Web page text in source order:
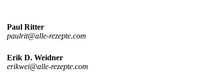
Paul Ritter
paulrit@alle-rezepte.com
Erik D. Weidner
erikwei@alle-rezepte.com